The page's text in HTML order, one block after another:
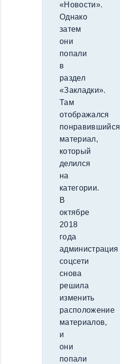
«Новости».
Однако
затем
они
попали
в
раздел
«Закладки».
Там
отображался
понравившийся
материал,
который
делился
на
категории.
В
октябре
2018
года
администрация
соцсети
снова
решила
изменить
расположение
материалов,
и
они
попали